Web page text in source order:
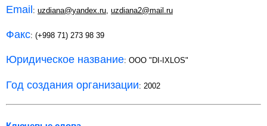
Email: uzdiana@yandex.ru uzdiana2@mail.ru
Факс: (+998 71) 273 98 39
Юридическое название: OOO "DI-IXLOS"
Год создания организации: 2002